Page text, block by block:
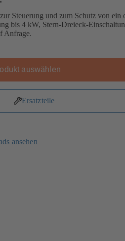
Steuerung und zum Schutz von ein
bis 4 kW, Stern-Dreieck-
Anfrage.
auswählen
Ersatzteile
ansehen